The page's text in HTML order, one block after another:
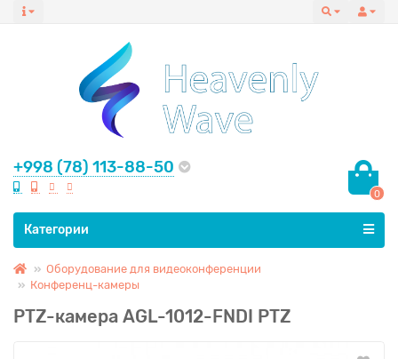
+998 (78) 113-88-50
0
Все категории
Категории
Оборудование для видеоконференции
Конференц-камеры
PTZ-камера AGL-1012-FNDI PTZ